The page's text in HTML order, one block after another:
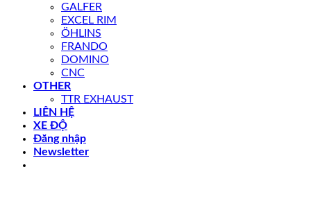
GALFER
EXCEL RIM
ÖHLINS
FRANDO
DOMINO
CNC
OTHER
TTR EXHAUST
LIÊN HỆ
XE ĐỘ
Đăng nhập
Newsletter